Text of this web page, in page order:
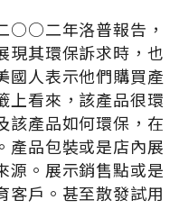
○○二年洛普報告，
現其環保訴求時，也
國人表示他們購買產
上看來，該產品很環
該產品如何環保，在
產品包裝或是店內展
源。展示銷售點或是
客戶。甚至散發試用